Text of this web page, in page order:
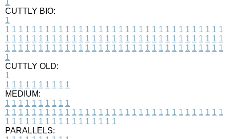
CUTTLY BIO:
1
1 1 1 1 1 1 1 1 1 1 1 1 1 1 1 1 1 1 1 1 1 1 1 1 1 1 1 1 1 1 1 1 1
1 1 1 1 1 1 1 1 1 1 1 1 1 1 1 1 1 1 1 1 1 1 1 1 1 1 1 1 1 1 1 1 1
1 1 1 1 1 1 1 1 1 1 1 1 1 1 1 1 1 1 1 1 1 1 1 1 1 1 1 1 1 1 1 1 1
1
CUTTLY OLD:
1
1 1 1 1 1 1 1 1 1 1
MEDIUM:
1 1 1 1 1 1 1 1 1 1
1 1 1 1 1 1 1 1 1 1 1 1 1 1 1 1 1 1 1 1 1 1 1 1 1 1 1 1 1 1 1 1 1
1 1 1 1 1 1 1 1 1 1 1 1 1 1 1 1 1
PARALLELS: